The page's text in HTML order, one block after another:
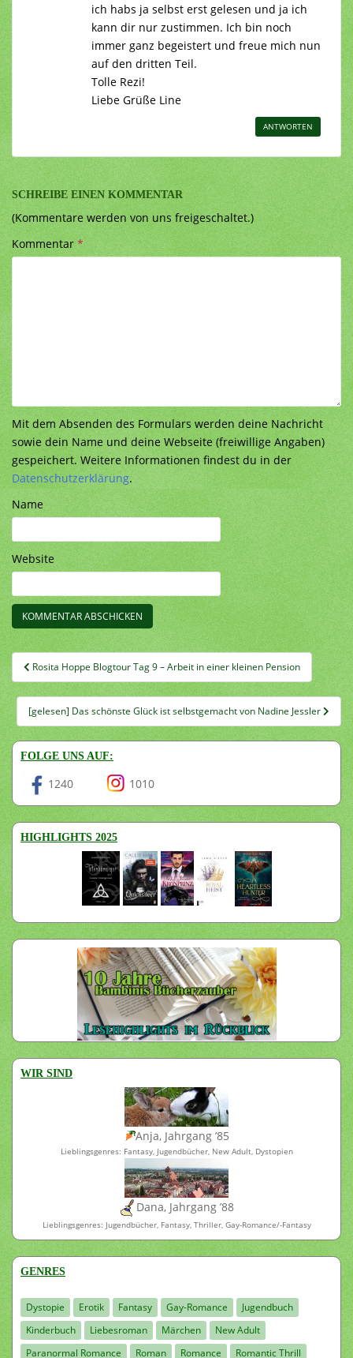
ich habs ja selbst erst gelesen und ja ich
kann dir nur zustimmen. Ich bin noch
immer ganz begeistert und freue mich nun
auf den dritten Teil.
Tolle Rezi!
Liebe Grüße Line
ANTWORTEN
SCHREIBE EINEN KOMMENTAR
(Kommentare werden von uns freigeschaltet.)
Kommentar*
Mit dem Absenden des Formulars werden deine Nachricht
sowie dein Name und deine Webseite (freiwillige Angaben)
gespeichert. Weitere Informationen findest du in der
Datenschutzerklärung.
Name
Website
Beitragsnavigation
Rosita Hoppe Blogtour Tag 9 – Arbeit in einer kleinen Pension
[gelesen] Das schönste Glück ist selbstgemacht von Nadine Jessler
FOLGE UNS AUF:
1240 1010
HIGHLIGHTS 2025
WIR SIND
Anja, Jahrgang ’85
Lieblingsgenres: Fantasy, Jugendbücher, New Adult, Dystopien
Dana, Jahrgang ’88
Lieblingsgenres: Jugendbücher, Fantasy, Thriller, Gay-Romance/-Fantasy
GENRES
Dystopie Erotik Fantasy Gay-Romance
Jugendbuch
Kinderbuch
Liebesroman Märchen
New Adult
Paranormal Romance
Roman Romance Romantic Thrill